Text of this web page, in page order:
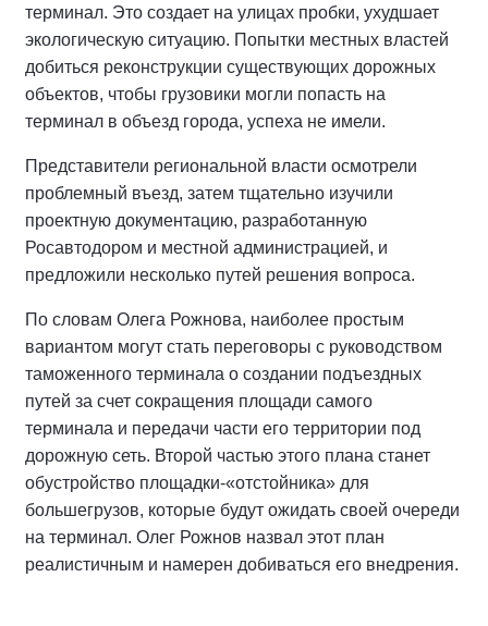
терминал. Это создает на улицах пробки, ухудшает
экологическую ситуацию. Попытки местных властей
добиться реконструкции существующих дорожных
объектов, чтобы грузовики могли попасть на
терминал в объезд города, успеха не имели.
Представители региональной власти осмотрели
проблемный въезд, затем тщательно изучили
проектную документацию, разработанную
Росавтодором и местной администрацией, и
предложили несколько путей решения вопроса.
По словам Олега Рожнова, наиболее простым
вариантом могут стать переговоры с руководством
таможенного терминала о создании подъездных
путей за счет сокращения площади самого
терминала и передачи части его территории под
дорожную сеть. Второй частью этого плана станет
обустройство площадки-«отстойника» для
большегрузов, которые будут ожидать своей очереди
на терминал. Олег Рожнов назвал этот план
реалистичным и намерен добиваться его внедрения.